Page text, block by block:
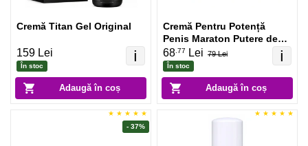
Adaugă în coș
ℹ️
Cremă Titan Gel Original
159 Lei
În stoc
Adaugă în coș
ℹ️
Cremă Pentru Potență
Penis Maraton Putere de
Durată
68.77 Lei 79 Lei
În stoc
- 37%